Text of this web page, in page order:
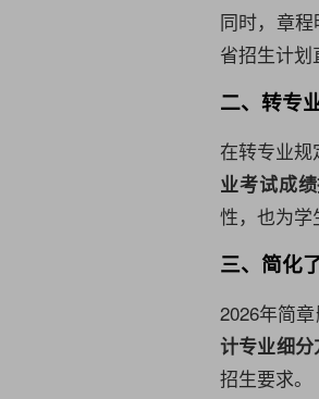
同时，章程
省招生计
二、转专
在转专业规
业考试成
性，也为学
三、简化
2026年简
计专业细
招生要求。